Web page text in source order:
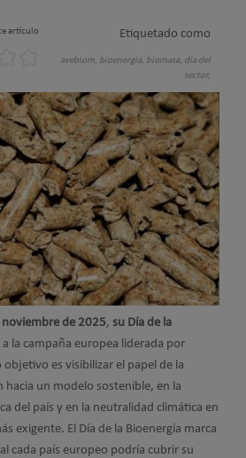
artículo
Etiquetado como
avebiom, bioenergia, biomasa, dia del
sector,
noviembre de 2025, su Día de la
la campaña europea liderada por
objetivo es visibilizar el papel de la
hacia un modelo sostenible, en la
del país y en la neutralidad climática en
exigente. El Día de la Bioenergía marca
cada país europeo podría cubrir su